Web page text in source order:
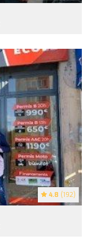
4.8 (192)